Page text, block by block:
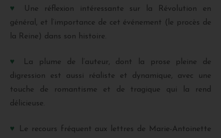
♥
Une réflexion intéressante sur la Révolution en
général, et l’importance de cet événement (le procès de
la Reine) dans son histoire.
♥
La plume de l’auteur, dont la prose pleine de
digression est aussi réaliste et dynamique, avec une
touche de romantisme et de tragique qui la rend
délicieuse.
♥
Le recours fréquent aux lettres de Marie-Antoinette